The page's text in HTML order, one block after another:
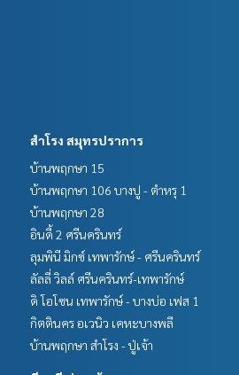
สำโรง สมุทรปราการ
บ้านพฤกษา 15
บ้านพฤกษา 106 บางปู - ตำหรุ 1
บ้านพฤกษา 28
อินดี้ 2 ศรีนครินทร์
ลุมพินี มิกซ์ เทพารักษ์ - ศรีนครินทร์
ลัลลี่ วิลล์ ศรีนครินทร์-เทพารักษ์
ดิ โอโซน เทพารักษ์ - บางบ่อ เฟส 1
กิตตินคร อเวนิว เคหะบางพลี
บ้านพฤกษา สำโรง - ปู่เจ้า